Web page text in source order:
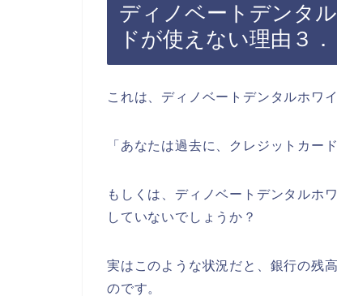
ディノベートデンタ
ドが使えない理由３
これは、ディノベートデンタルホワ
「あなたは過去に、クレジットカー
もしくは、ディノベートデンタルホ
していないでしょうか？
実はこのような状況だと、銀行の残
のです。